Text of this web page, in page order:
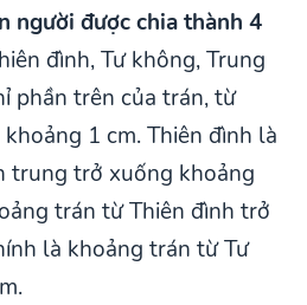
người được chia thành 4
đình, Tư không, Trung
phần trên của trán, từ
1 cm. Thiên đình là
trung trở xuống khoảng
trán từ Thiên đình trở
là khoảng trán từ Tư